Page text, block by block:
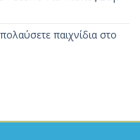
παιχνίδια στο